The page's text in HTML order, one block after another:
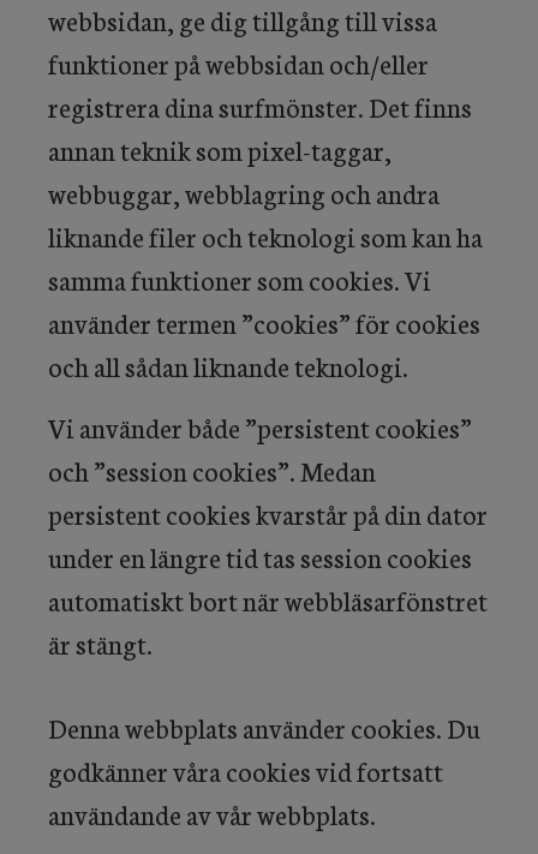
webbsidan, ge dig tillgång till vissa
funktioner på webbsidan och/eller
registrera dina surfmönster. Det finns
annan teknik som pixel-taggar,
webbuggar, webblagring och andra
liknande filer och teknologi som kan ha
samma funktioner som cookies. Vi
använder termen ”cookies” för cookies
och all sådan liknande teknologi.
Vi använder både ”persistent cookies”
och ”session cookies”. Medan
persistent cookies kvarstår på din dator
under en längre tid tas session cookies
automatiskt bort när webbläsarfönstret
är stängt.
Denna webbplats använder cookies. Du
godkänner våra cookies vid fortsatt
användande av vår webbplats.